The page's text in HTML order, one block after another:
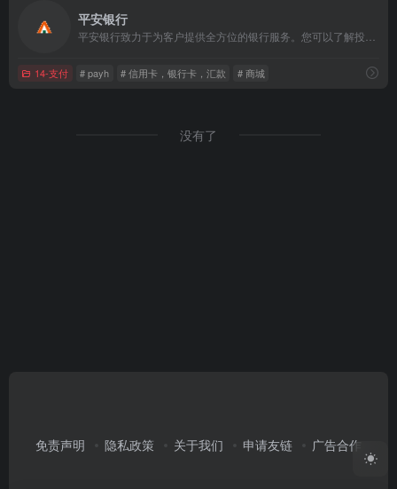
平安银行
14-支付 # payh # 信用卡，银行卡，汇款 # 商城
没有了
免责声明 隐私政策 关于我们 申请友链 广告合作